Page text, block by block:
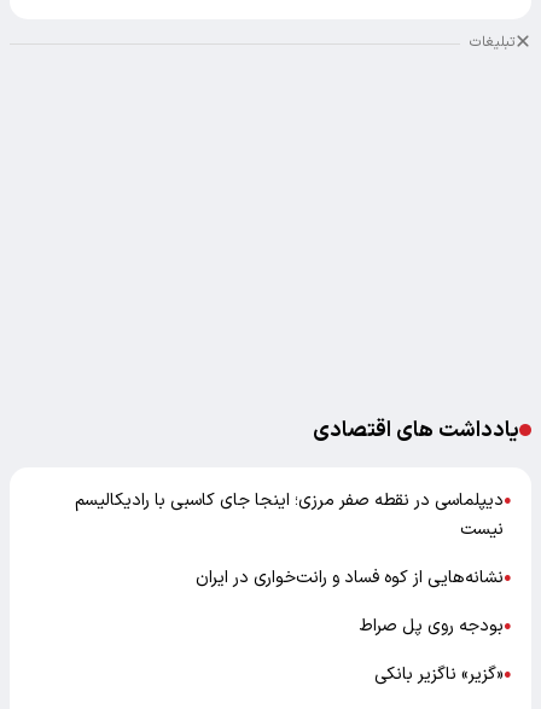
تبلیغات
یادداشت های اقتصادی
●دیپلماسی در نقطه صفر مرزی؛ اینجا جای کاسبی با رادیکالیسم
نیست
●نشانه‌هایی از کوه فساد و رانت‌خواری در ایران
●بودجه روی پل صراط
●«گزیر» ناگزیر بانکی